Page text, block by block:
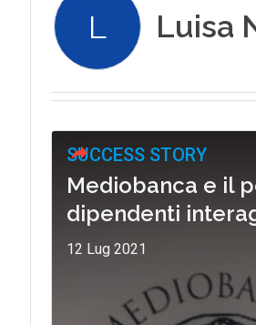
L Luisa
SUCCESS STORY
Mediobanca e il
dipendenti
12 Lug 2021